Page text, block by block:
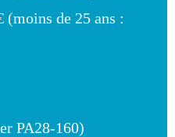
de 25 ans :
PA28-160)